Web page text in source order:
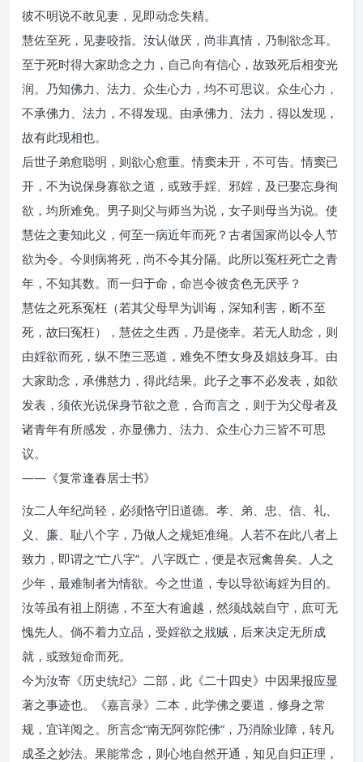
彼不明说不敢见妻，见即动念失精。
慧佐至死，见妻咬指。汝认做厌，尚非真情，乃制欲念耳。
至于死时得大家助念之力，自己向有信心，故致死后相变光
润。乃知佛力、法力、众生心力，均不可思议。众生心力，
不承佛力、法力，不得发现。由承佛力、法力，得以发现，
故有此现相也。
后世子弟愈聪明，则欲心愈重。情窦未开，不可告。情窦已
开，不为说保身寡欲之道，或致手婬、邪婬，及已娶忘身徇
欲，均所难免。男子则父与师当为说，女子则母当为说。使
慧佐之妻知此义，何至一病近年而死？古者国家尚以令人节
欲为令。今则病将死，尚不令其分隔。此所以冤枉死亡之青
年，不知其数。而一归于命，命岂令彼贪色无厌乎？
慧佐之死系冤枉（若其父母早为训诲，深知利害，断不至
死，故曰冤枉），慧佐之生西，乃是侥幸。若无人助念，则
由婬欲而死，纵不堕三恶道，难免不堕女身及娼妓身耳。由
大家助念，承佛慈力，得此结果。此子之事不必发表，如欲
发表，须依光说保身节欲之意，合而言之，则于为父母者及
诸青年有所感发，亦显佛力、法力、众生心力三皆不可思
议。
——《复常逢春居士书》
汝二人年纪尚轻，必须恪守旧道德。孝、弟、忠、信、礼、
义、廉、耻八个字，乃做人之规矩准绳。人若不在此八者上
致力，即谓之“亡八字”。八字既亡，便是衣冠禽兽矣。人之
少年，最难制者为情欲。今之世道，专以导欲诲婬为目的。
汝等虽有祖上阴德，不至大有逾越，然须战兢自守，庶可无
愧先人。倘不着力立品，受婬欲之戕贼，后来决定无所成
就，或致短命而死。
今为汝寄《历史统纪》二部，此《二十四史》中因果报应显
著之事迹也。《嘉言录》二本，此学佛之要道，修身之常
规，宜详阅之。所言念“南无阿弥陀佛”，乃消除业障，转凡
成圣之妙法。果能常念，则心地自然开通，知见自归正理，